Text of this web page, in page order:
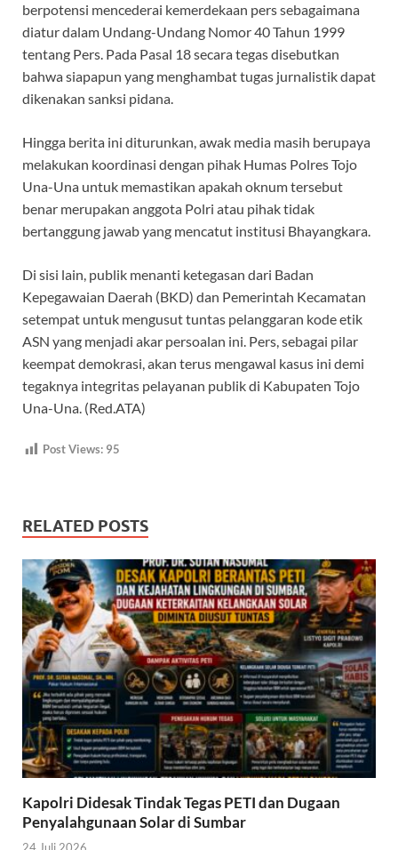
berpotensi mencederai kemerdekaan pers sebagaimana
diatur dalam Undang-Undang Nomor 40 Tahun 1999
tentang Pers. Pada Pasal 18 secara tegas disebutkan
bahwa siapapun yang menghambat tugas jurnalistik dapat
dikenakan sanksi pidana.
Hingga berita ini diturunkan, awak media masih berupaya
melakukan koordinasi dengan pihak Humas Polres Tojo
Una-Una untuk memastikan apakah oknum tersebut
benar merupakan anggota Polri atau pihak tidak
bertanggung jawab yang mencatut institusi Bhayangkara.
Di sisi lain, publik menanti ketegasan dari Badan
Kepegawaian Daerah (BKD) dan Pemerintah Kecamatan
setempat untuk mengusut tuntas pelanggaran kode etik
ASN yang menjadi akar persoalan ini. Pers, sebagai pilar
keempat demokrasi, akan terus mengawal kasus ini demi
tegaknya integritas pelayanan publik di Kabupaten Tojo
Una-Una. (Red.ATA)
Post Views: 95
RELATED POSTS
Kapolri Didesak Tindak Tegas PETI dan Dugaan
Penyalahgunaan Solar di Sumbar